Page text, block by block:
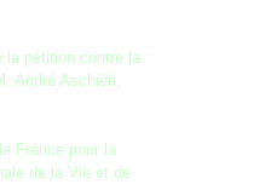
la pétition contre la
André Aschiéri,
France pour la
de la Vie et de